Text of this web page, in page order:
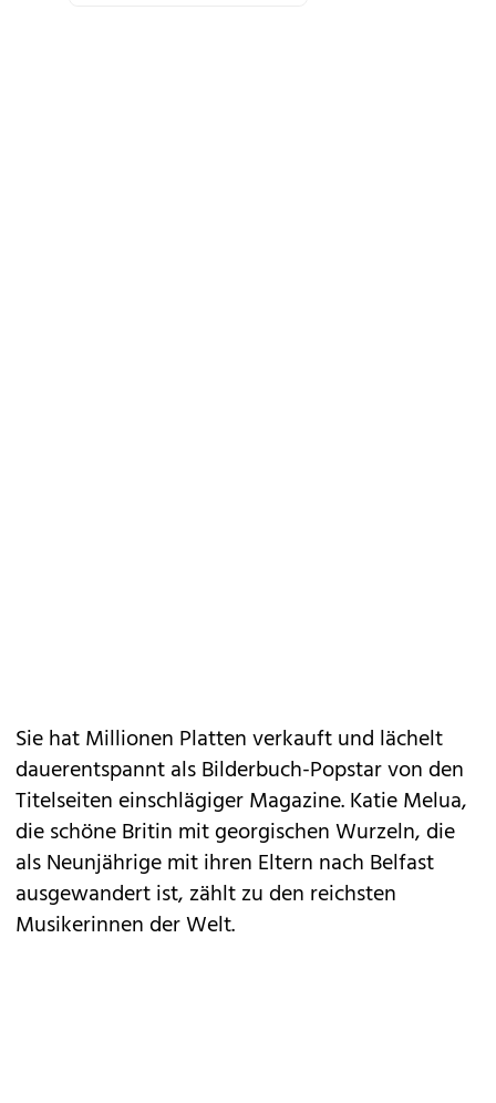
Sie hat Millionen Platten verkauft und lächelt
dauerentspannt als Bilderbuch-Popstar von den
Titelseiten einschlägiger Magazine. Katie Melua,
die schöne Britin mit georgischen Wurzeln, die
als Neunjährige mit ihren Eltern nach Belfast
ausgewandert ist, zählt zu den reichsten
Musikerinnen der Welt.